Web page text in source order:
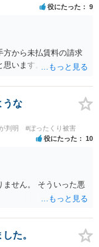
役にたった 9
方から未払賃料の請求
います。
うな
判明 #ぼったくり被害
役にたった 10
ません。 そういった悪
た。